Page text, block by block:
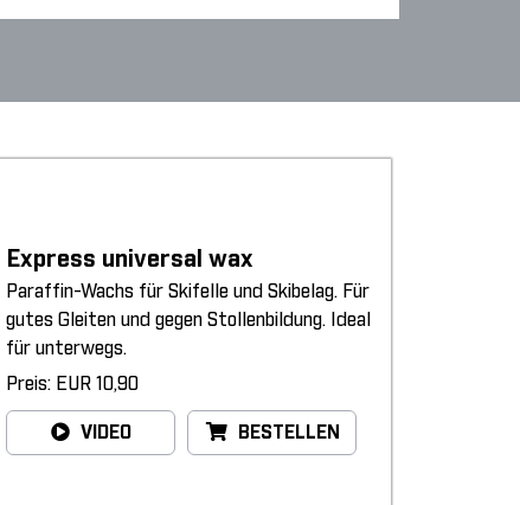
Express universal wax
Paraffin-Wachs für Skifelle und Skibelag. Für
gutes Gleiten und gegen Stollenbildung. Ideal
für unterwegs.
Preis: EUR 10,90
VIDEO BESTELLEN